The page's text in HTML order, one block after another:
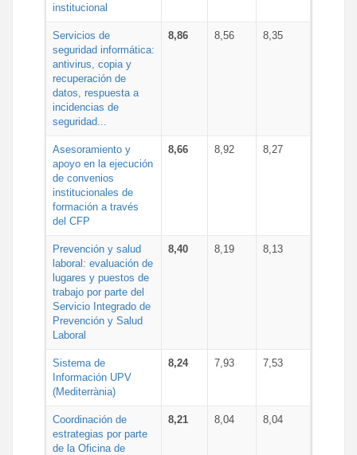
institucional
Servicios de
seguridad informática:
antivirus, copia y
recuperación de
datos, respuesta a
incidencias de
seguridad...
8,86 8,56 8,35
Asesoramiento y
apoyo en la ejecución
de convenios
institucionales de
formación a través
del CFP
8,66 8,92 8,27
Prevención y salud
laboral: evaluación de
lugares y puestos de
trabajo por parte del
Servicio Integrado de
Prevención y Salud
Laboral
8,40 8,19 8,13
Sistema de
Información UPV
(Mediterrània)
8,24 7,93 7,53
Coordinación de
estrategias por parte
de la Oficina de
8,21 8,04 8,04